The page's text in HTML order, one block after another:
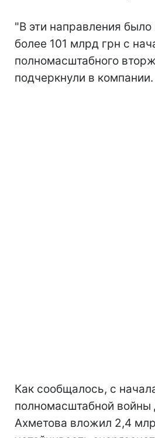
"В эти направления
более 101 млрд грн с
полномасштабного
подчеркнули в компании.
Как сообщалось, с
полномасштабной войны
Ахметова вложил 2,4